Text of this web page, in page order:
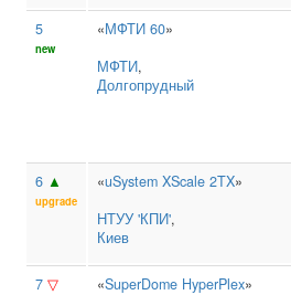
5
new
«МФТИ 60»
МФТИ,
Долгопрудный
6 ▲
upgrade
«uSystem XScale 2TX»
НТУУ 'КПИ',
Киев
7 ▽ «SuperDome HyperPlex»